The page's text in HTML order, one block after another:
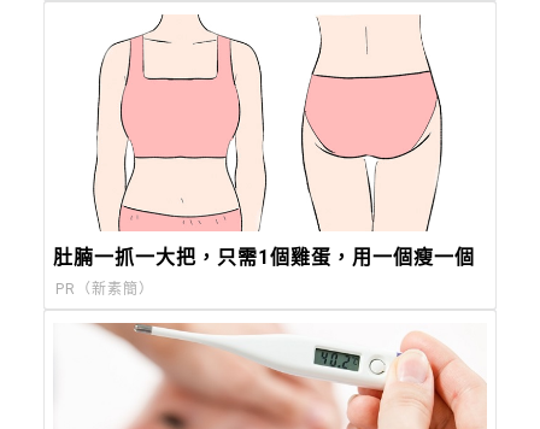
肚腩一抓一大把，只需1個雞蛋，用一個瘦一個
PR（新素簡）